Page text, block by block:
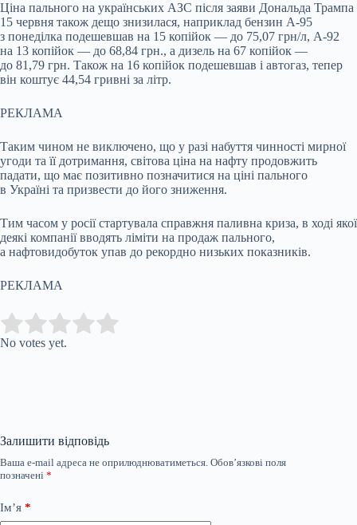
Ціна пального на українських АЗС після заяви Дональда Трампа
15 червня також дещо знизилася, наприклад бензин А-95
з понеділка подешевшав на 15 копійок — до 75,07 грн/л, А-92
на 13 копійок — до 68,84 грн., а дизель на 67 копійок —
до 81,79 грн. Також на 16 копійок подешевшав і автогаз, тепер
він коштує 44,54 гривні за літр.
РЕКЛАМА
Таким чином не виключено, що у разі набуття чинності мирної
угоди та її дотримання, світова ціна на нафту продовжить
падати, що має позитивно позначитися на ціні пального
в Україні та призвести до його зниження.
Тим часом у росії стартувала справжня паливна криза, в ході якої
деякі компанії вводять ліміти на продаж пального,
а нафтовидобуток упав до рекордно низьких показників.
РЕКЛАМА
Rate this item:
No votes yet.
Залишити відповідь
Ваша e-mail адреса не оприлюднюватиметься. Обов’язкові поля
позначені *
Ім’я *